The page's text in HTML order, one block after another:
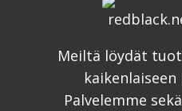
Meiltä löydät
kaikenlaiseen
Palvelemme